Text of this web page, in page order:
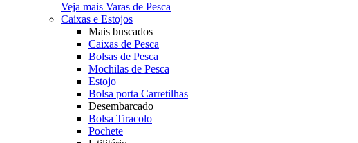
Veja mais Varas de Pesca
Caixas e Estojos
Mais buscados
Caixas de Pesca
Bolsas de Pesca
Mochilas de Pesca
Estojo
Bolsa porta Carretilhas
Desembarcado
Bolsa Tiracolo
Pochete